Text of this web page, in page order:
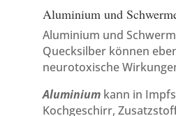
Aluminium und
Aluminium und
Quecksilber können
neurotoxische
Aluminiumkann in
Kochgeschirr,